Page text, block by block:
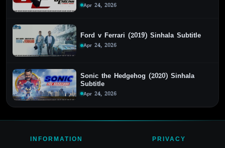
Apr 24, 2026
Ford v Ferrari (2019) Sinhala Subtitle
Apr 24, 2026
Sonic the Hedgehog (2020) Sinhala
Subtitle
Apr 24, 2026
INFORMATION PRIVACY